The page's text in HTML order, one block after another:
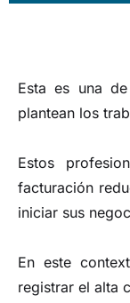
Esta es una
plantean los
Estos
facturación
iniciar sus
En este
registrar el alta